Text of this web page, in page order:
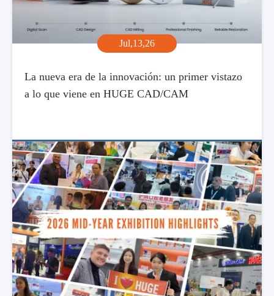
Jul,13,26
La nueva era de la innovación: un primer vistazo
a lo que viene en HUGE CAD/CAM